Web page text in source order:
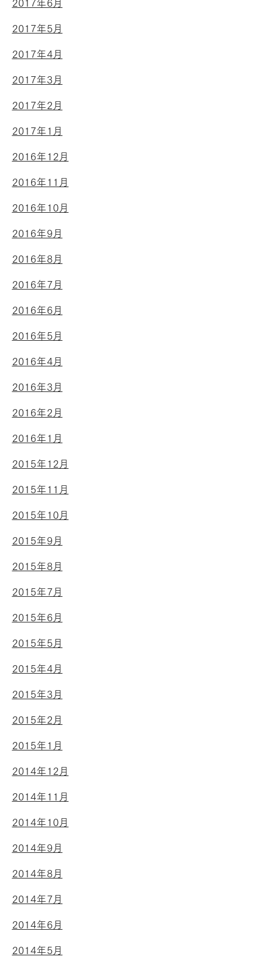
2017年6月
2017年5月
2017年4月
2017年3月
2017年2月
2017年1月
2016年12月
2016年11月
2016年10月
2016年9月
2016年8月
2016年7月
2016年6月
2016年5月
2016年4月
2016年3月
2016年2月
2016年1月
2015年12月
2015年11月
2015年10月
2015年9月
2015年8月
2015年7月
2015年6月
2015年5月
2015年4月
2015年3月
2015年2月
2015年1月
2014年12月
2014年11月
2014年10月
2014年9月
2014年8月
2014年7月
2014年6月
2014年5月